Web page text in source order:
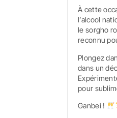
À cette
l’alcool
le sorgho
reconnu
Plongez
dans un
pour
Ganbei !